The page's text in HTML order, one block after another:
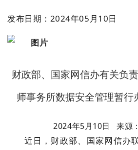
发布日期：2024年05月10日
财政部、国家网信办有关负
师事务所数据安全管理暂行
2024年5月10日 来源
近日，财政部、国家网信办